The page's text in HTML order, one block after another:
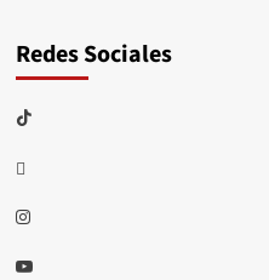
Redes Sociales
TikTok
threads
Instagram
Youtube